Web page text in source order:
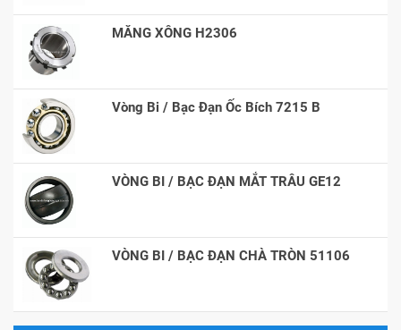
MĂNG XÔNG H2306
Vòng Bi / Bạc Đạn Ốc Bích 7215 B
VÒNG BI / BẠC ĐẠN MẮT TRÂU GE12
VÒNG BI / BẠC ĐẠN CHÀ TRÒN 51106